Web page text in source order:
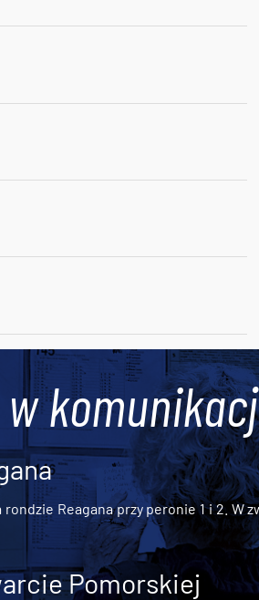
Reagana przy peronie 1 i 2. W
Pomorskiej